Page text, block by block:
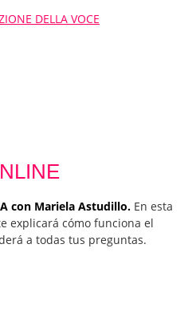
con Mariela Astudillo. En esta
explicará cómo funciona el
a todas tus preguntas.